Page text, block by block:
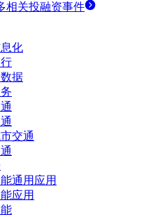
相关投融资事件
化
据
交通
通用应用
应用